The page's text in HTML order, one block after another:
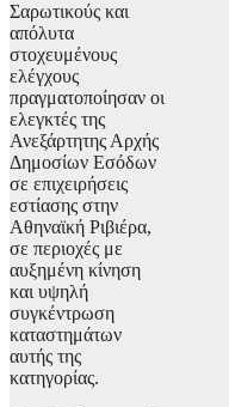
Σαρωτικούς και
απόλυτα
στοχευμένους
ελέγχους
πραγματοποίησαν οι
ελεγκτές της
Ανεξάρτητης Αρχής
Δημοσίων Εσόδων
σε επιχειρήσεις
εστίασης στην
Αθηναϊκή Ριβιέρα,
σε περιοχές με
αυξημένη κίνηση
και υψηλή
συγκέντρωση
καταστημάτων
αυτής της
κατηγορίας.